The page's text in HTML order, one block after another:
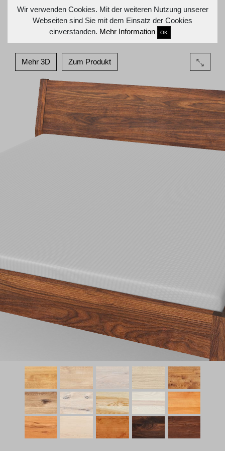
Wir verwenden Cookies. Mit der weiteren Nutzung unserer
Webseiten sind Sie mit dem Einsatz der Cookies
einverstanden. Mehr Information OK
Mehr 3D Zum Produkt